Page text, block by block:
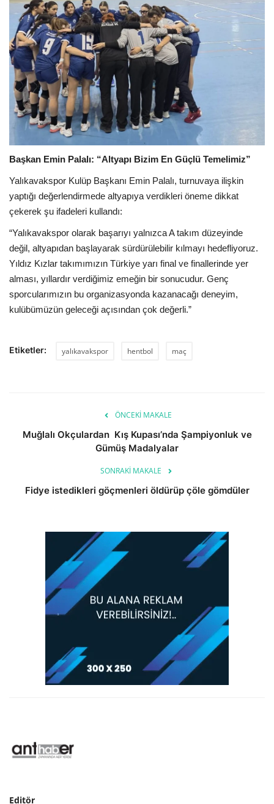
Başkan Emin Palalı: “Altyapı Bizim En Güçlü Temelimiz”
Yalıkavakspor Kulüp Başkanı Emin Palalı, turnuvaya ilişkin
yaptığı değerlendirmede altyapıya verdikleri öneme dikkat
çekerek şu ifadeleri kullandı:
“Yalıkavakspor olarak başarıyı yalnızca A takım düzeyinde
değil, altyapıdan başlayarak sürdürülebilir kılmayı hedefliyoruz.
Yıldız Kızlar takımımızın Türkiye yarı final ve finallerinde yer
alması, yıllardır verdiğimiz emeğin bir sonucudur. Genç
sporcularımızın bu organizasyonda kazanacağı deneyim,
kulübümüzün geleceği açısından çok değerli.”
Etiketler: yalıkavakspor hentbol maç
ÖNCEKI MAKALE
Muğlalı Okçulardan Kış Kupası’nda Şampiyonluk ve
Gümüş Madalyalar
SONRAKI MAKALE
Fidye istedikleri göçmenleri öldürüp çöle gömdüler
Editör